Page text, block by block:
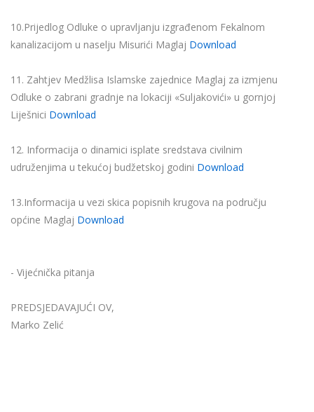
10.Prijedlog Odluke o upravljanju izgrađenom Fekalnom
kanalizacijom u naselju Misurići Maglaj Download
11. Zahtjev Medžlisa Islamske zajednice Maglaj za izmjenu
Odluke o zabrani gradnje na lokaciji «Suljakovići» u gornjoj
Liješnici Download
12. Informacija o dinamici isplate sredstava civilnim
udruženjima u tekućoj budžetskoj godini Download
13.Informacija u vezi skica popisnih krugova na području
općine Maglaj Download
- Vijećnička pitanja
PREDSJEDAVAJUĆI OV,
Marko Zelić